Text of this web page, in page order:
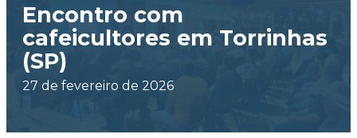
Encontro com
cafeicultores em Torrinhas
(SP)
27 de fevereiro de 2026